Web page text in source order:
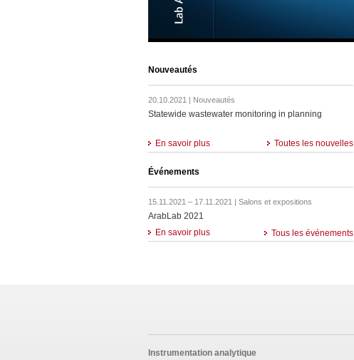
Nouveautés
20.10.2021 | Nouveautés
Statewide wastewater monitoring in planning
En savoir plus Toutes les nouvelles
Événements
15.11.2021 – 17.11.2021 | Salons et expositions
ArabLab 2021
En savoir plus
Tous les événements
Instrumentation analytique